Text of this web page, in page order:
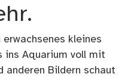
kleines
ins Aquarium voll mit
anderen Bildern schaut